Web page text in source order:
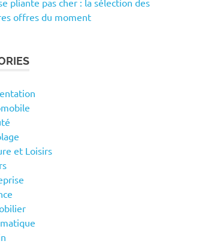
pliante pas cher : la sélection des
offres du moment
et Loisirs